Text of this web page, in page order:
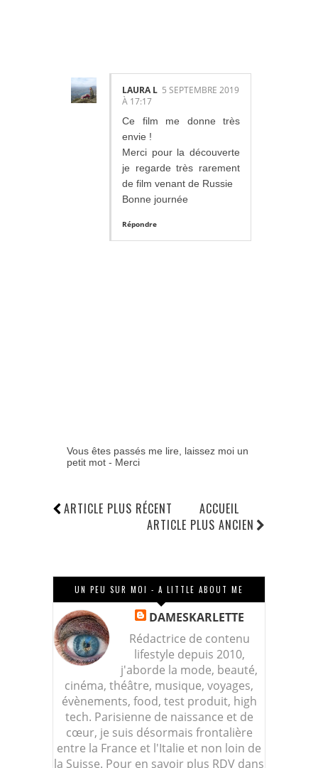
LAURA L 5 SEPTEMBRE 2019
À 17:17
Ce film me donne très
envie !
Merci pour la découverte
je regarde très rarement
de film venant de Russie
Bonne journée
Répondre
Vous êtes passés me lire, laissez moi un
petit mot - Merci
ARTICLE PLUS RÉCENT
ARTICLE PLUS ANCIEN
ACCUEIL
UN PEU SUR MOI - A LITTLE ABOUT ME
DAMESKARLETTE
Rédactrice de contenu
lifestyle depuis 2010,
j'aborde la mode, beauté,
cinéma, théâtre, musique, voyages,
évènements, food, test produit, high
tech. Parisienne de naissance et de
cœur, je suis désormais frontalière
entre la France et l'Italie et non loin de
la Suisse. Pour en savoir plus RDV dans